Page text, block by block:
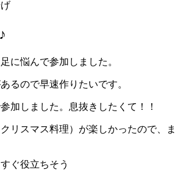
に悩んで参加しました。
るので早速作りたいです。
加しました。息抜きしたくて！！
リスマス料理）が楽しかったので、ま
ぐ役立ちそう